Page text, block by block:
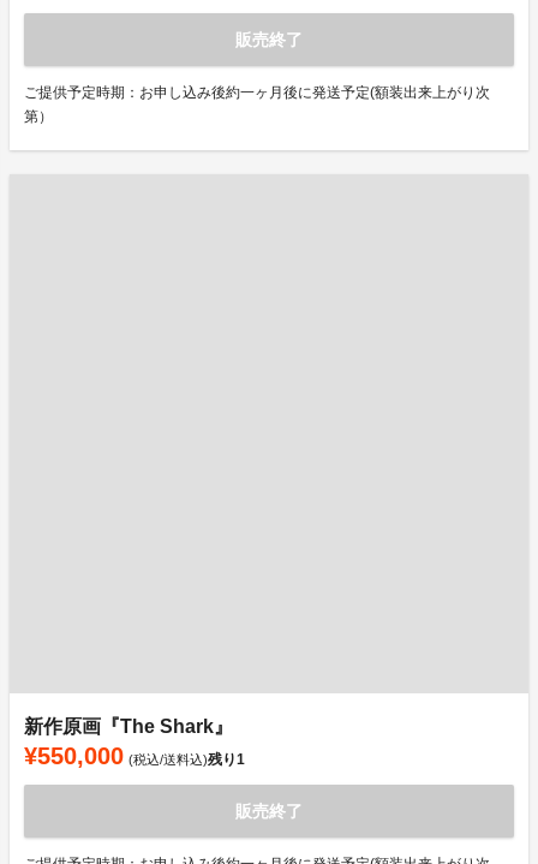
販売終了
ご提供予定時期：お申し込み後約一ヶ月後に発送予定(額装出来上がり次
第）
新作原画『The Shark』
¥550,000 (税込/送料込)残り1
販売終了